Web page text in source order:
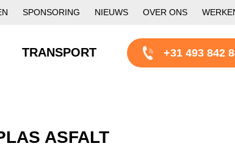
SPONSORING NIEUWS OVER ONS
TRANSPORT +31 493 842
ASFALT